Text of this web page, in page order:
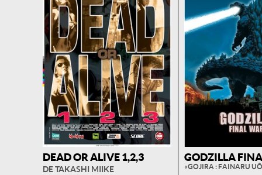
DEAD OR ALIVE 1,2,3
DE TAKASHI MIIKE
GODZILLA
« GOJIRA : FAINARU